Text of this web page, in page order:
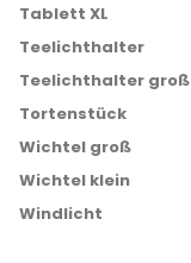
Tablett XL
Teelichthalter
Teelichthalter groß
Tortenstück
Wichtel groß
Wichtel klein
Windlicht